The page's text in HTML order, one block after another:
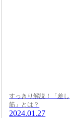
すっきり解説！「差し
筋」とは？
2024.01.27